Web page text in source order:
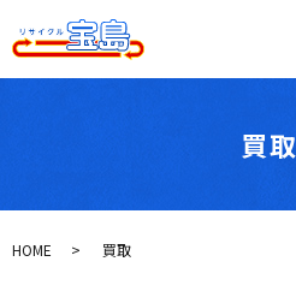
買取
HOME 買取